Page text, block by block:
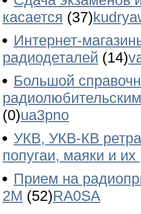
касается (37)
Интернет-
радиодеталей (14)
Большой
(0)ua3pno
УКВ, УКВ-КВ
попугаи, маяки и их
Прием на
2М (52)RA0SA